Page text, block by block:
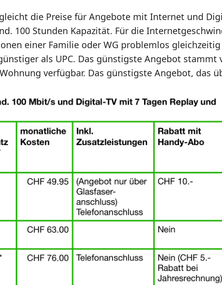
die Preise für Angebote mit Internet und
100 Stunden Kapazität. Für die
einer Familie oder WG problemlos
als UPC. Das günstigste Angebot
verfügbar. Das günstigste Angebot, das